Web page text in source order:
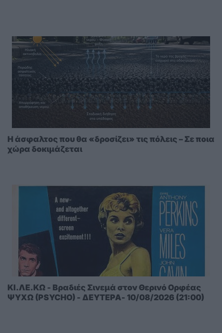
Η άσφαλτος που θα «δροσίζει» τις πόλεις – Σε ποια
χώρα δοκιμάζεται
ΚΙ.ΛΕ.ΚΩ - Βραδιές Σινεμά στον Θερινό Ορφέας
ΨΥΧΩ (PSYCHO) - ΔΕΥΤΕΡΑ- 10/08/2026 (21:00)